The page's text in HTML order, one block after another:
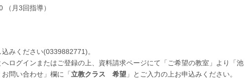
月3回指導）
みください(0339882771)。
ログインまたはご登録の上、資料請求ページにて「ご希望の教室」より「池
問い合わせ」欄に「 立教クラス 希望 」とご入力の上お申込みください。